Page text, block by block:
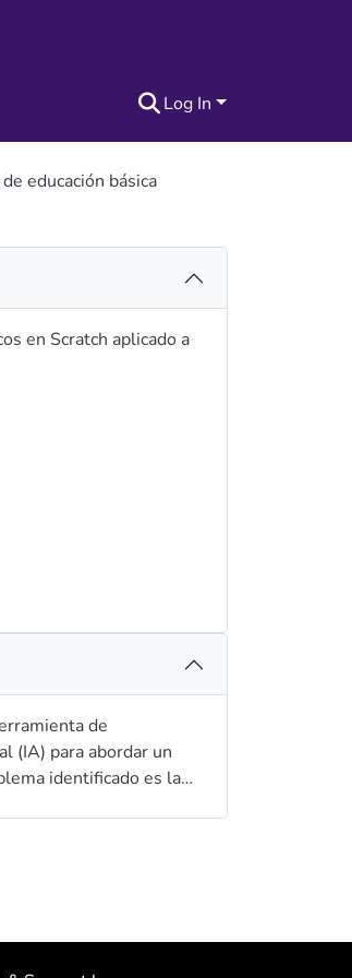
Log In
educación básica
en Scratch aplicado a
de
(IA) para abordar un
identificado es la